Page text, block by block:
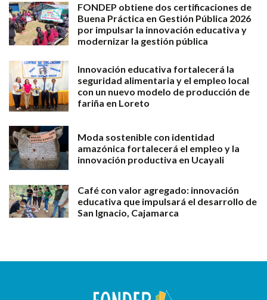
FONDEP obtiene dos certificaciones de
Buena Práctica en Gestión Pública 2026
por impulsar la innovación educativa y
modernizar la gestión pública
Innovación educativa fortalecerá la
seguridad alimentaria y el empleo local
con un nuevo modelo de producción de
fariña en Loreto
Moda sostenible con identidad
amazónica fortalecerá el empleo y la
innovación productiva en Ucayali
Café con valor agregado: innovación
educativa que impulsará el desarrollo de
San Ignacio, Cajamarca